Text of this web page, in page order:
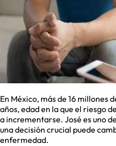
En México, más de 16 millones
años, edad en la que el riesgo
a incrementarse. José es uno
una decisión crucial puede
enfermedad.